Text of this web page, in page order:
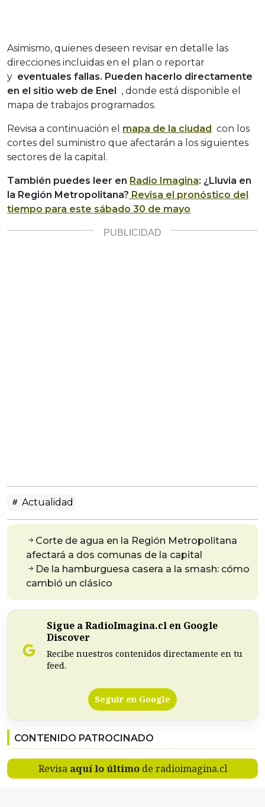
Asimismo, quienes deseen revisar en detalle las
direcciones incluidas en el plan o reportar
y eventuales fallas. Pueden hacerlo directamente
en el sitio web de Enel
, donde está disponible el
mapa de trabajos programados.
Revisa a continuación el mapa de la ciudad con los
cortes del suministro que afectarán a los siguientes
sectores de la capital.
También puedes leer en Radio Imagina: ¿Lluvia en
la Región Metropolitana? Revisa el pronóstico del
tiempo para este sábado 30 de mayo
Actualidad
Corte de agua en la Región Metropolitana
afectará a dos comunas de la capital
De la hamburguesa casera a la smash: cómo
cambió un clásico
Sigue a RadioImagina.cl en Google
Discover
Recibe nuestros contenidos directamente en tu
feed.
Seguir en Google
CONTENIDO PATROCINADO
Revisa aquí lo últimode radioimagina.cl